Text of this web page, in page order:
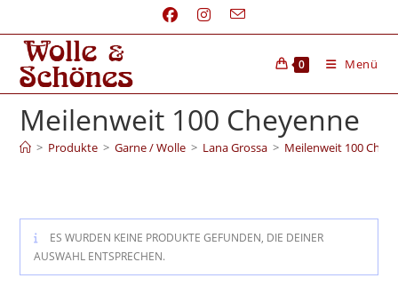
0 Menü
Meilenweit 100 Cheyenne
> Produkte > Garne / Wolle > Lana Grossa > Meilenweit 100
ES WURDEN KEINE PRODUKTE GEFUNDEN, DIE DEINER
AUSWAHL ENTSPRECHEN.